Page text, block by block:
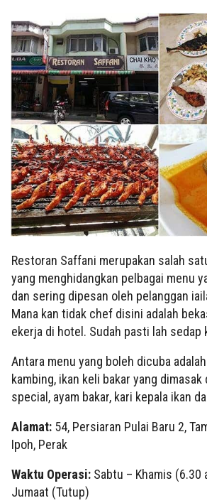
Restoran Saffani merupakan salah
yang menghidangkan pelbagai menu
dan sering dipesan oleh pelanggan
Mana kan tidak chef disini adalah
ekerja di hotel. Sudah pasti lah sedap
Antara menu yang boleh dicuba
kambing, ikan keli bakar yang dimasak
special, ayam bakar, kari kepala ikan
Alamat: 54, Persiaran Pulai Baru 2,
Ipoh, Perak
Waktu Operasi: Sabtu – Khamis (6.30
Jumaat (Tutup)